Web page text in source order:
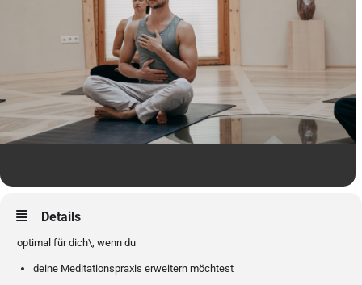
Details
optimal für dich\, wenn du
deine Meditationspraxis erweitern möchtest